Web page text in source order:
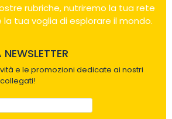
rubriche, nutriremo la tua rete
tua voglia di esplorare il mondo.
e le promozioni dedicate ai nostri